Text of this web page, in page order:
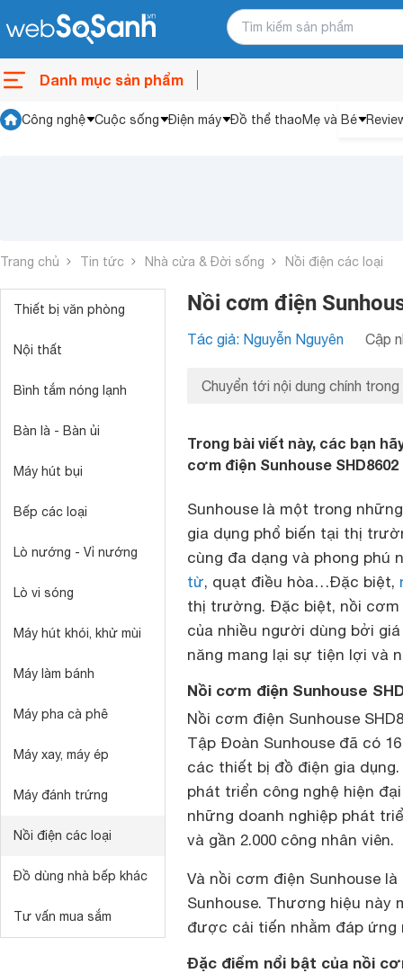
Danh mục sản phẩm
Công nghệ Cuộc sống Điện máy Đồ thể thaoMẹ và Bé
Trang chủ Tin tức Nhà cửa & Đời sống Nồi điện các loại
Thiết bị văn phòng
Nội thất
Bình tắm nóng lạnh
Bàn là - Bàn ủi
Máy hút bụi
Bếp các loại
Lò nướng - Vỉ nướng
Lò vi sóng
Máy hút khói, khử mùi
Máy làm bánh
Máy pha cà phê
Máy xay, máy ép
Máy đánh trứng
Nồi điện các loại
Đồ dùng nhà bếp khác
Tư vấn mua sắm
Nồi cơm điện
Tác giả: Nguyễn Nguyên Cập
Chuyển tới nội dung chính trong
Trong bài viết này, các bạn
cơm điện Sunhouse SHD8602
Sunhouse là một trong
gia dụng phổ biến tại thị
cùng đa dạng và phong phú
từ, quạt điều hòa…Đặc biệt,
thị trường. Đặc biệt, nồi cơm
của nhiều người dùng bởi
năng mang lại sự tiện lợi và
Nồi cơm điện Sunhouse
Nồi cơm điện Sunhouse
Tập Đoàn Sunhouse đã có
các thiết bị đồ điện gia
phát triển công nghệ hiện
những doanh nghiệp phát
và gần 2.000 công nhân viên.
Và nồi cơm điện Sunhouse
Sunhouse. Thương hiệu này
được cải tiến nhằm đáp ứng
Đặc điểm nổi bật của nồi